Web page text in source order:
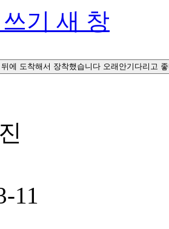
기 새 창
에 도착해서 장착했습니다 오래안기다리고
11